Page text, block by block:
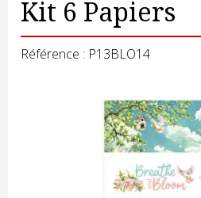
Kit 6 Papiers
Référence : P13BLO14